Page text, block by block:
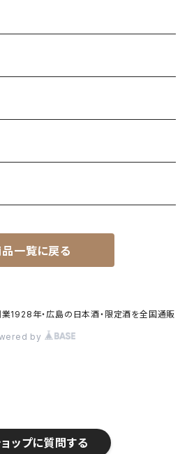
ップに質問する
一覧に戻る
1928年・広島の日本酒・限定酒を全国通販
by